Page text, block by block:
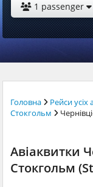
1 passenger
Головна Рейси усіх
Стокгольм
Авіаквитки
Стокгольм